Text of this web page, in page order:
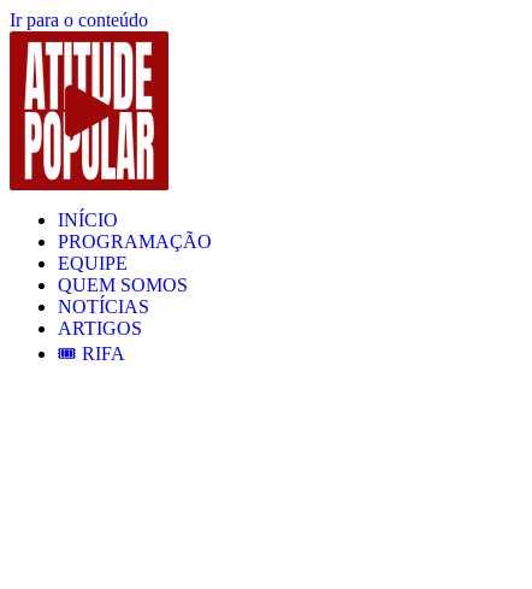
Ir para o conteúdo
INÍCIO
PROGRAMAÇÃO
EQUIPE
QUEM SOMOS
NOTÍCIAS
ARTIGOS
🎟️ RIFA